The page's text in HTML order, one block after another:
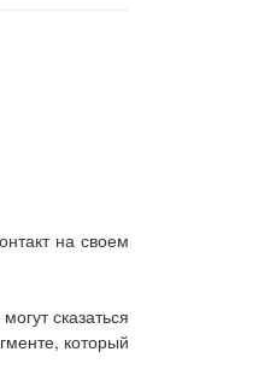
на своем
сказаться
который